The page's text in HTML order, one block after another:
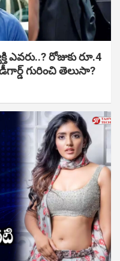
రోజుకు రూ.4
గురించి తెలుసా?